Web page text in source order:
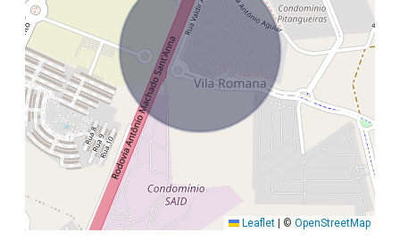
Leaflet © OpenStreetMap